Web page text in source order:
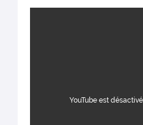
YouTube est